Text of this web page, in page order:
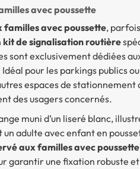
avec poussette
avec poussette,
kit de signalisation routière
sont exclusivement dédiées
pour les parkings publics
espaces de stationnement
des usagers concernés.
muni d’un liseré blanc,
adulte avec enfant en
aux familles avec
garantir une fixation robuste